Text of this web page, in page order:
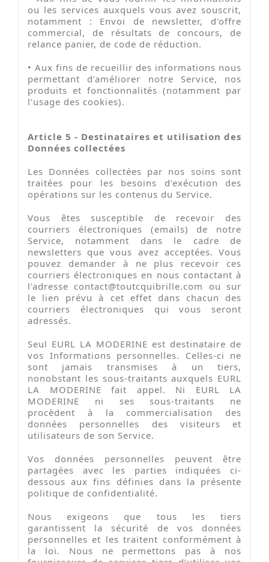
ou les services auxquels vous avez souscrit,
notamment : Envoi de newsletter, d'offre
commercial, de résultats de concours, de
relance panier, de code de réduction.
• Aux fins de recueillir des informations nous
permettant d’améliorer notre Service, nos
produits et fonctionnalités (notamment par
l’usage des cookies).
Article 5 - Destinataires et utilisation des
Données collectées
Les Données collectées par nos soins sont
traitées pour les besoins d’exécution des
opérations sur les contenus du Service.
Vous êtes susceptible de recevoir des
courriers électroniques (emails) de notre
Service, notamment dans le cadre de
newsletters que vous avez acceptées. Vous
pouvez demander à ne plus recevoir ces
courriers électroniques en nous contactant à
l'adresse contact@toutcquibrille.com
ou sur
le lien prévu à cet effet dans chacun des
courriers électroniques qui vous seront
adressés.
Seul EURL LA MODERINE est destinataire de
vos Informations personnelles. Celles-ci ne
sont jamais transmises à un tiers,
nonobstant les sous-traitants auxquels EURL
LA MODERINE fait appel. Ni EURL LA
MODERINE ni ses sous-traitants ne
procèdent à la commercialisation des
données personnelles des visiteurs et
utilisateurs de son Service.
Vos données personnelles peuvent être
partagées avec les parties indiquées ci-
dessous aux fins définies dans la présente
politique de confidentialité.
Nous exigeons que tous les tiers
garantissent la sécurité de vos données
personnelles et les traitent conformément à
la loi. Nous ne permettons pas à nos